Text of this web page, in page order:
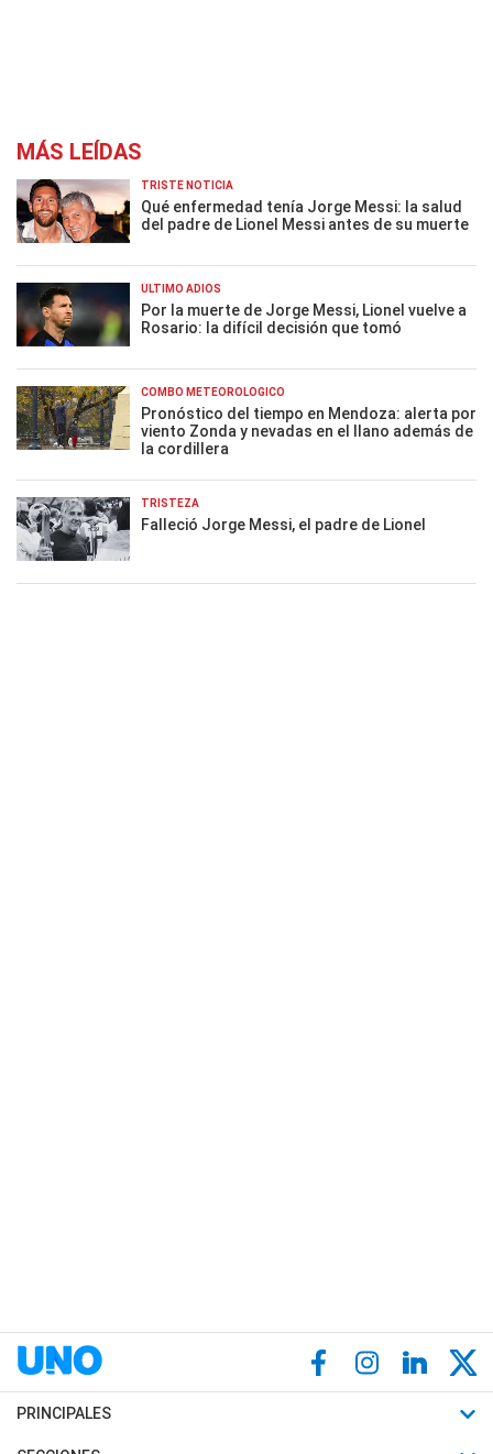
MÁS LEÍDAS
TRISTE NOTICIA
Qué enfermedad tenía Jorge Messi: la salud
del padre de Lionel Messi antes de su muerte
ÚLTIMO ADIÓS
Por la muerte de Jorge Messi, Lionel vuelve a
Rosario: la difícil decisión que tomó
COMBO METEOROLÓGICO
Pronóstico del tiempo en Mendoza: alerta por
viento Zonda y nevadas en el llano además de
la cordillera
TRISTEZA
Falleció Jorge Messi, el padre de Lionel
PRINCIPALES